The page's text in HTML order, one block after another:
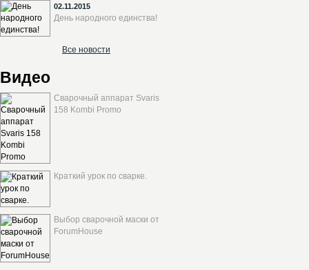
02.11.2015
День народного единства!
Все новости
Видео
Сварочный аппарат Svaris
158 Kombi Promo
Краткий урок по сварке.
Выбор сварочной маски от
ForumHouse